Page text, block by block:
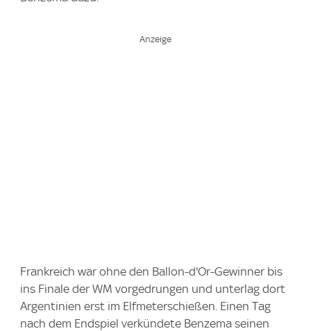
Frankreich war ohne den Ballon-d'Or-Gewinner bis
ins Finale der WM vorgedrungen und unterlag dort
Argentinien erst im Elfmeterschießen. Einen Tag
nach dem Endspiel verkündete Benzema seinen